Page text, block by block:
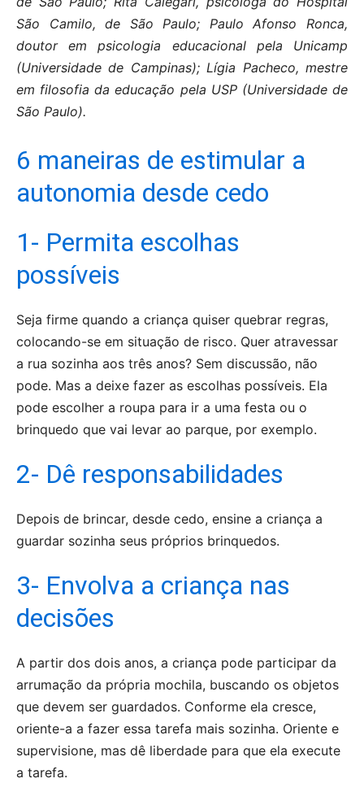
São Camilo, de São Paulo; Paulo Afonso Ronca,
doutor em psicologia educacional pela Unicamp
(Universidade de Campinas); Lígia Pacheco, mestre
em filosofia da educação pela USP (Universidade de
São Paulo).
6 maneiras de estimular a
autonomia desde cedo
1- Permita escolhas
possíveis
Seja firme quando a criança quiser quebrar regras,
colocando-se em situação de risco. Quer atravessar
a rua sozinha aos três anos? Sem discussão, não
pode. Mas a deixe fazer as escolhas possíveis. Ela
pode escolher a roupa para ir a uma festa ou o
brinquedo que vai levar ao parque, por exemplo.
2- Dê responsabilidades
Depois de brincar, desde cedo, ensine a criança a
guardar sozinha seus próprios brinquedos.
3- Envolva a criança nas
decisões
A partir dos dois anos, a criança pode participar da
arrumação da própria mochila, buscando os objetos
que devem ser guardados. Conforme ela cresce,
oriente-a a fazer essa tarefa mais sozinha. Oriente e
supervisione, mas dê liberdade para que ela execute
a tarefa.